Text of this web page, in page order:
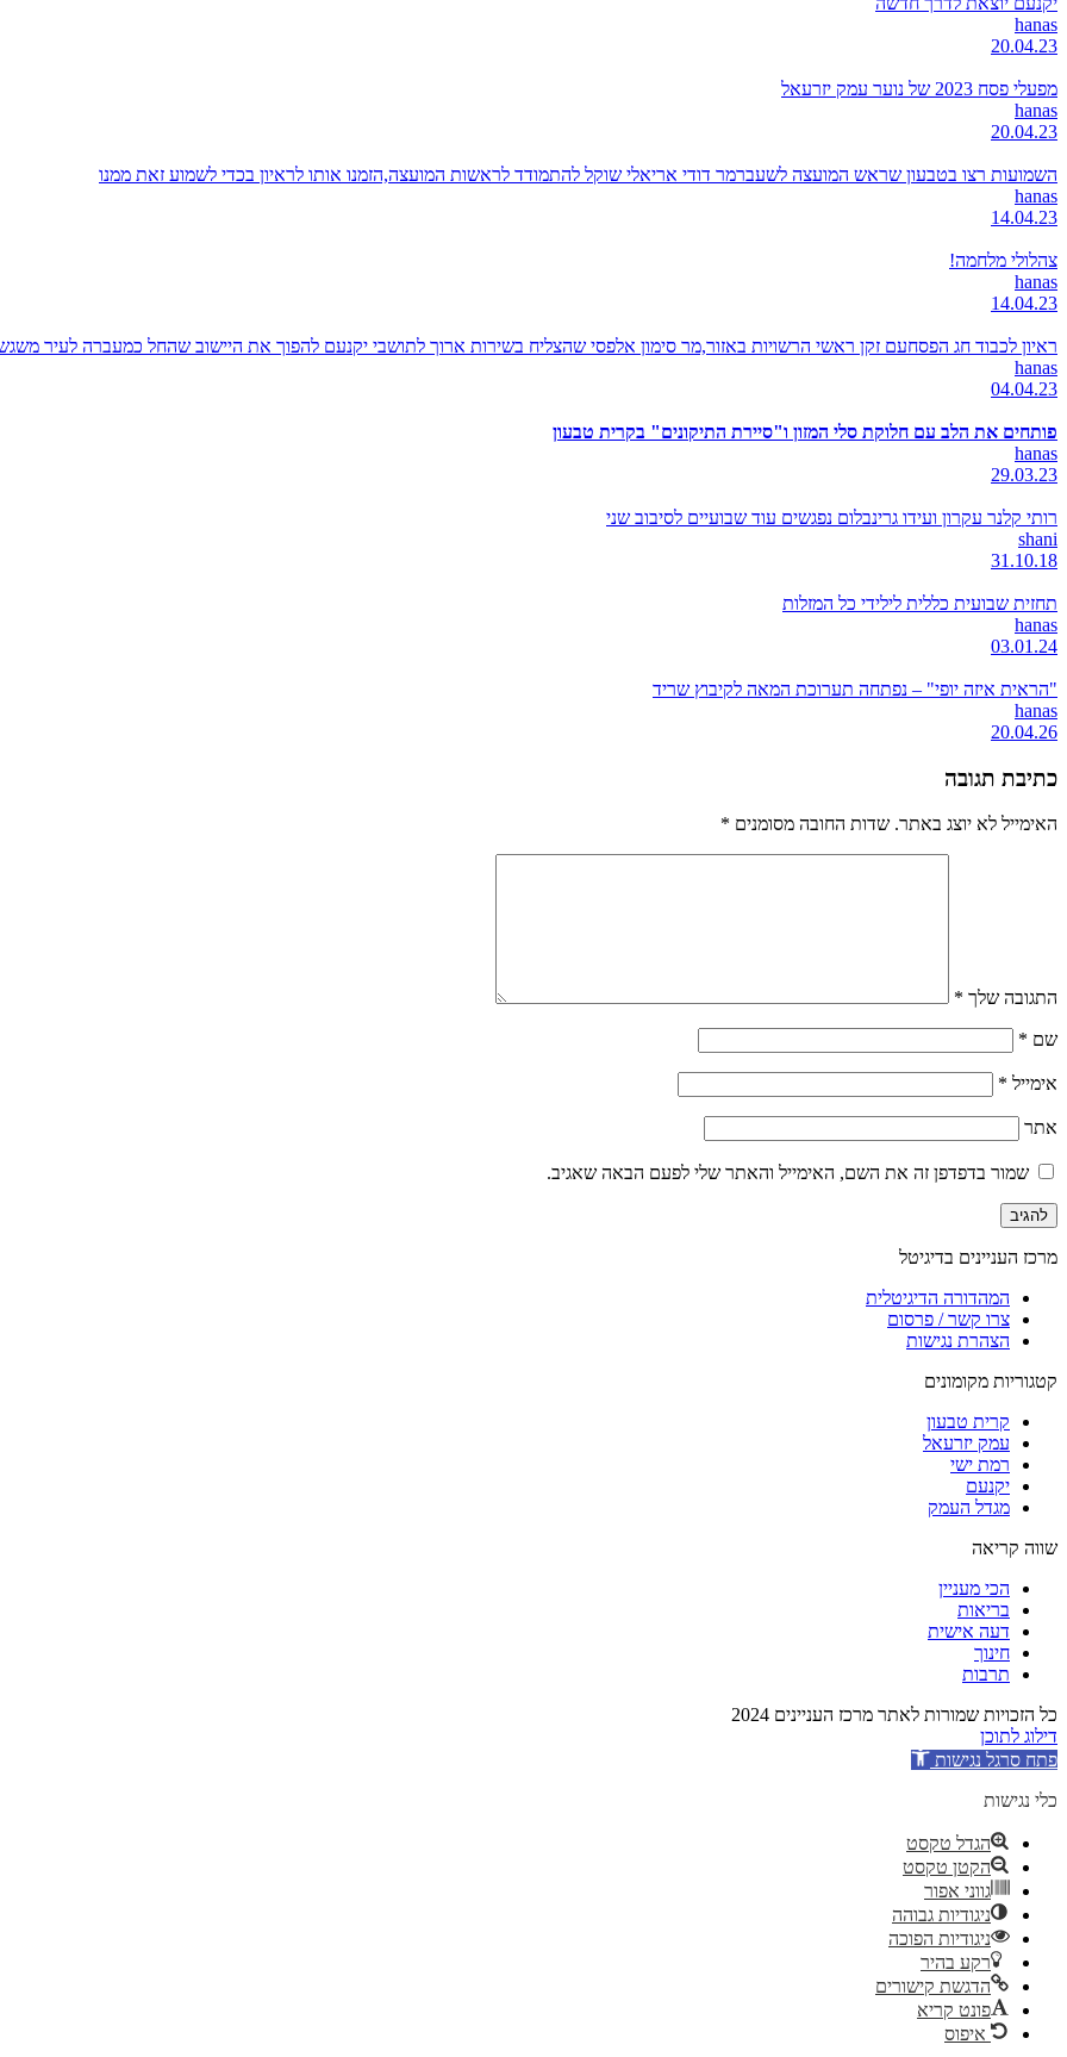
hanas
20.04.23
מפעלי פסח 2023 של נוער עמק יזרעאל
hanas
20.04.23
השמועות רצו בטבעון שראש המועצה לשעברמר דודי אריאלי שוקל להתמודד לראשות המועצה,הזמנו אותו לראיון בכדי לשמוע זאת ממנו
hanas
14.04.23
צהלולי מלחמה!
hanas
14.04.23
ראיון לכבוד חג הפסחעם זקן ראשי הרשויות באזור,מר סימון אלפסי שהצליח בשירות ארוך לתושבי יקנעם להפוך את היישוב שהחל כמעברה לעיר
hanas
04.04.23
פותחים את הלב עם חלוקת סלי המזון ו"סיירת התיקונים" בקרית טבעון
hanas
29.03.23
רותי קלנר עקרון ועידו גרינבלום נפגשים עוד שבועיים לסיבוב שני
shani
31.10.18
תחזית שבועית כללית לילידי כל המזלות
hanas
03.01.24
"הראית איזה יופי" – נפתחה תערוכת המאה לקיבוץ שריד
hanas
20.04.26
כתיבת תגובה
האימייל לא יוצג באתר. שדות החובה מסומנים *
התגובה שלך *
שם *
אימייל *
אתר
שמור בדפדפן זה את השם, האימייל והאתר שלי לפעם הבאה שאגיב.
מרכז העניינים בדיגיטל
המהדורה הדיגיטלית
צרו קשר / פרסום
הצהרת נגישות
קטגוריות מקומונים
קרית טבעון
עמק יזרעאל
רמת ישי
יקנעם
מגדל העמק
שווה קריאה
הכי מעניין
בריאות
דעה אישית
חינוך
תרבות
כל הזכויות שמורות לאתר מרכז העניינים 2024
דילוג לתוכן
פתח סרגל נגישות
כלי נגישות
הגדל טקסט
הקטן טקסט
גווני אפור
ניגודיות גבוהה
ניגודיות הפוכה
רקע בהיר
הדגשת קישורים
פונט קריא
איפוס